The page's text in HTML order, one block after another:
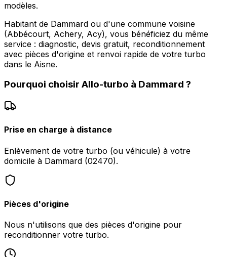
modèles.
Habitant de Dammard ou d'une commune voisine
(Abbécourt, Achery, Acy), vous bénéficiez du même
service : diagnostic, devis gratuit, reconditionnement
avec pièces d'origine et renvoi rapide de votre turbo
dans le Aisne.
Pourquoi choisir Allo-turbo à Dammard ?
Prise en charge à distance
Enlèvement de votre turbo (ou véhicule) à votre
domicile à Dammard (02470).
Pièces d'origine
Nous n'utilisons que des pièces d'origine pour
reconditionner votre turbo.